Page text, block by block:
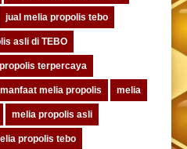
jual melia propolis tebo
asli di TEBO
terpercaya
manfaat melia propolis melia
melia propolis asli
propolis tebo